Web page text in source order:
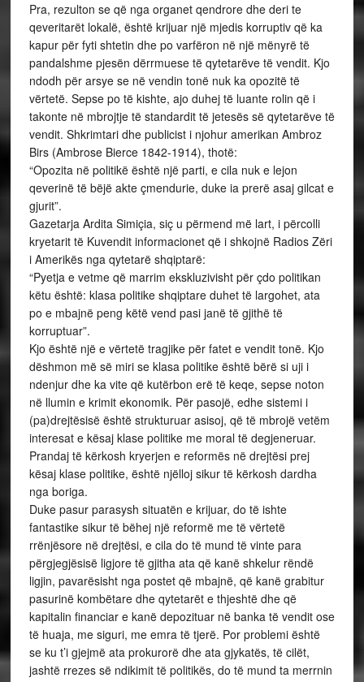
Pra, rezulton se që nga organet qendrore dhe deri te
qeveritarët lokalë, është krijuar një mjedis korruptiv që ka
kapur për fyti shtetin dhe po varfëron në një mënyrë të
pandalshme pjesën dërrmuese të qytetarëve të vendit. Kjo
ndodh për arsye se në vendin tonë nuk ka opozitë të
vërtetë. Sepse po të kishte, ajo duhej të luante rolin që i
takonte në mbrojtje të standardit të jetesës së qytetarëve të
vendit. Shkrimtari dhe publicist i njohur amerikan Ambroz
Birs (Ambrose Bierce 1842-1914), thotë:
“Opozita në politikë është një parti, e cila nuk e lejon
qeverinë të bëjë akte çmendurie, duke ia prerë asaj gilcat e
gjurit”.
Gazetarja Ardita Simiçia, siç u përmend më lart, i përcolli
kryetarit të Kuvendit informacionet që i shkojnë Radios Zëri
i Amerikës nga qytetarë shqiptarë:
“Pyetja e vetme që marrim ekskluzivisht për çdo politikan
këtu është: klasa politike shqiptare duhet të largohet, ata
po e mbajnë peng këtë vend pasi janë të gjithë të
korruptuar”.
Kjo është një e vërtetë tragjike për fatet e vendit tonë. Kjo
dëshmon më së miri se klasa politike është bërë si uji i
ndenjur dhe ka vite që kutërbon erë të keqe, sepse noton
në llumin e krimit ekonomik. Për pasojë, edhe sistemi i
(pa)drejtësisë është strukturuar asisoj, që të mbrojë vetëm
interesat e kësaj klase politike me moral të degjeneruar.
Prandaj të kërkosh kryerjen e reformës në drejtësi prej
kësaj klase politike, është njëlloj sikur të kërkosh dardha
nga boriga.
Duke pasur parasysh situatën e krijuar, do të ishte
fantastike sikur të bëhej një reformë me të vërtetë
rrënjësore në drejtësi, e cila do të mund të vinte para
përgjegjësisë ligjore të gjitha ata që kanë shkelur rëndë
ligjin, pavarësisht nga postet që mbajnë, që kanë grabitur
pasurinë kombëtare dhe qytetarët e thjeshtë dhe që
kapitalin financiar e kanë depozituar në banka të vendit ose
të huaja, me siguri, me emra të tjerë. Por problemi është
se ku t’i gjejmë ata prokurorë dhe ata gjykatës, të cilët,
jashtë rrezes së ndikimit të politikës, do të mund ta merrnin